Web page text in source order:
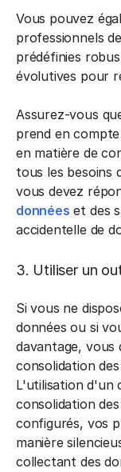
Vous pouvez
professionnels
prédéfinies
évolutives pour
Assurez-vous
prend en
en matière de
tous les besoins
vous devez
données et des
accidentelle de
3. Utiliser un
Si vous ne
données ou si
davantage, vous
consolidation
L'utilisation d'un
consolidation
configurés, vos
manière
collectant des